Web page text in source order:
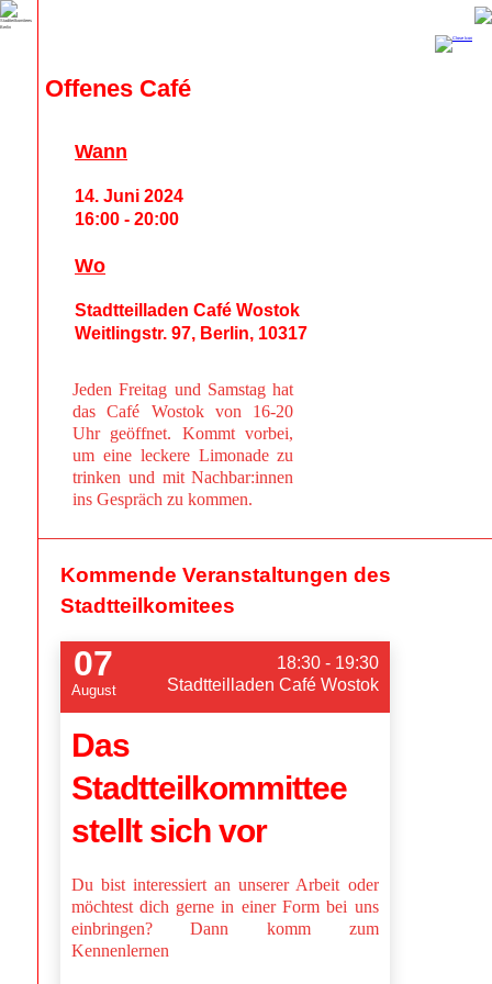
Offenes Café
Jeden Freitag und Samstag hat
das Café Wostok von 16-20
Uhr geöffnet. Kommt vorbei,
um eine leckere Limonade zu
trinken und mit Nachbar:innen
ins Gespräch zu kommen.
Wann
14. Juni 2024
16:00 - 20:00
Wo
Stadtteilladen Café Wostok
Weitlingstr. 97, Berlin, 10317
Kommende Veranstaltungen des
Stadtteilkomitees
07
August
18:30 - 19:30
Stadtteilladen Café Wostok
Das
Stadtteilkommittee
stellt sich vor
Du bist interessiert an unserer Arbeit oder
möchtest dich gerne in einer Form bei uns
einbringen? Dann komm zum
Kennenlernen